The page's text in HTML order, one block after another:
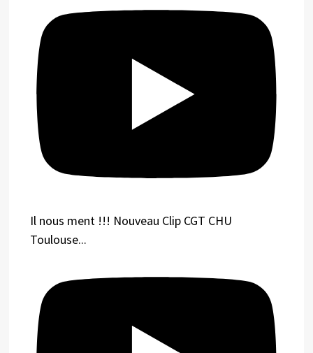
Il nous ment !!! Nouveau Clip CGT CHU
Toulouse...